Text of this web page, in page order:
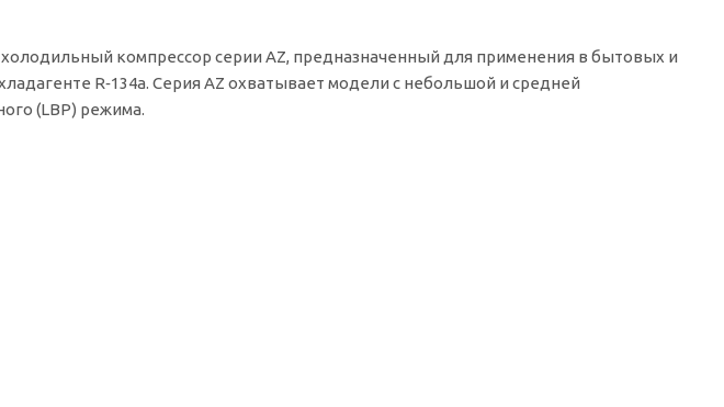
компрессор серии AZ, предназначенный для применения в бытовых и
R‑134a. Серия AZ охватывает модели с небольшой и средней
(LBP) режима.